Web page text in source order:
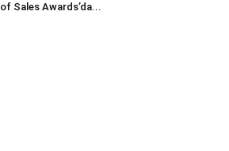
of Sales Awards’da...